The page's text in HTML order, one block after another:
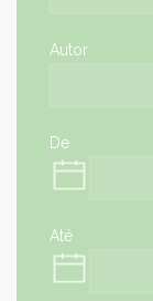
Autor
De
Até